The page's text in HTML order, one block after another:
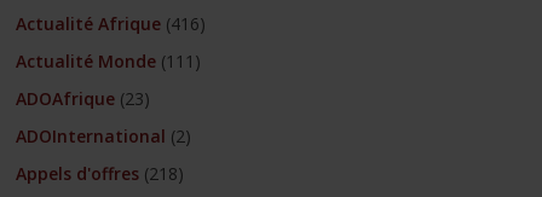
Actualité Afrique (416)
Actualité Monde (111)
ADOAfrique (23)
ADOInternational (2)
Appels d'offres (218)